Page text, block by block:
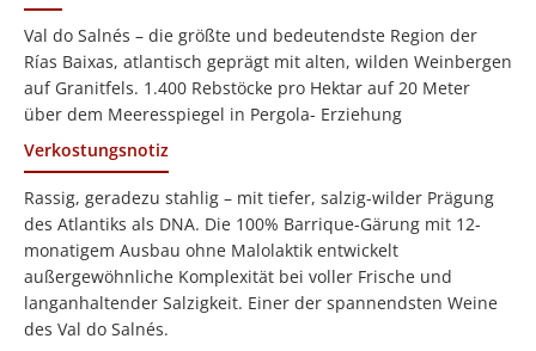
Val do Salnés – die größte und bedeutendste Region der
Rías Baixas, atlantisch geprägt mit alten, wilden Weinbergen
auf Granitfels. 1.400 Rebstöcke pro Hektar auf 20 Meter
über dem Meeresspiegel in Pergola- Erziehung
Verkostungsnotiz
Rassig, geradezu stahlig – mit tiefer, salzig-wilder Prägung
des Atlantiks als DNA. Die 100% Barrique-Gärung mit 12-
monatigem Ausbau ohne Malolaktik entwickelt
außergewöhnliche Komplexität bei voller Frische und
langanhaltender Salzigkeit. Einer der spannendsten Weine
des Val do Salnés.